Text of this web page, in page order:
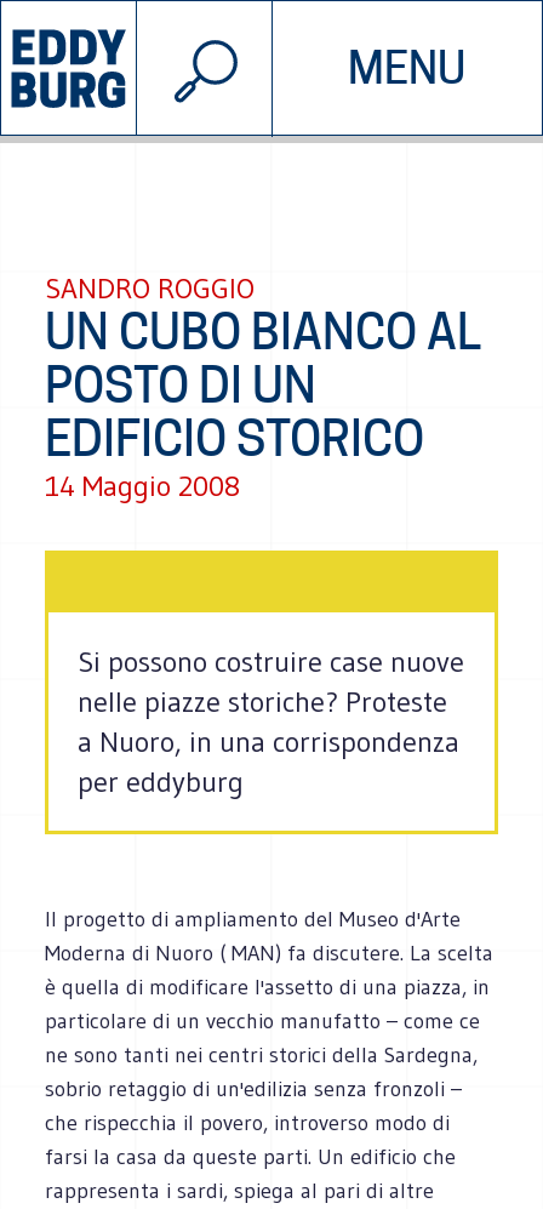
MENU
INIZIATIVE CHI SIAMO
© 2026 EDDYBURG
SANDRO ROGGIO
UN CUBO BIANCO AL
POSTO DI UN
EDIFICIO STORICO
14 Maggio 2008
Si possono costruire case nuove
nelle piazze storiche? Proteste
a Nuoro, in una corrispondenza
per eddyburg
Il progetto di ampliamento del Museo d'Arte
Moderna di Nuoro ( MAN) fa discutere. La scelta
è quella di modificare l'assetto di una piazza, in
particolare di un vecchio manufatto – come ce
ne sono tanti nei centri storici della Sardegna,
sobrio retaggio di un'edilizia senza fronzoli –
che rispecchia il povero, introverso modo di
farsi la casa da queste parti. Un edificio che
rappresenta i sardi, spiega al pari di altre